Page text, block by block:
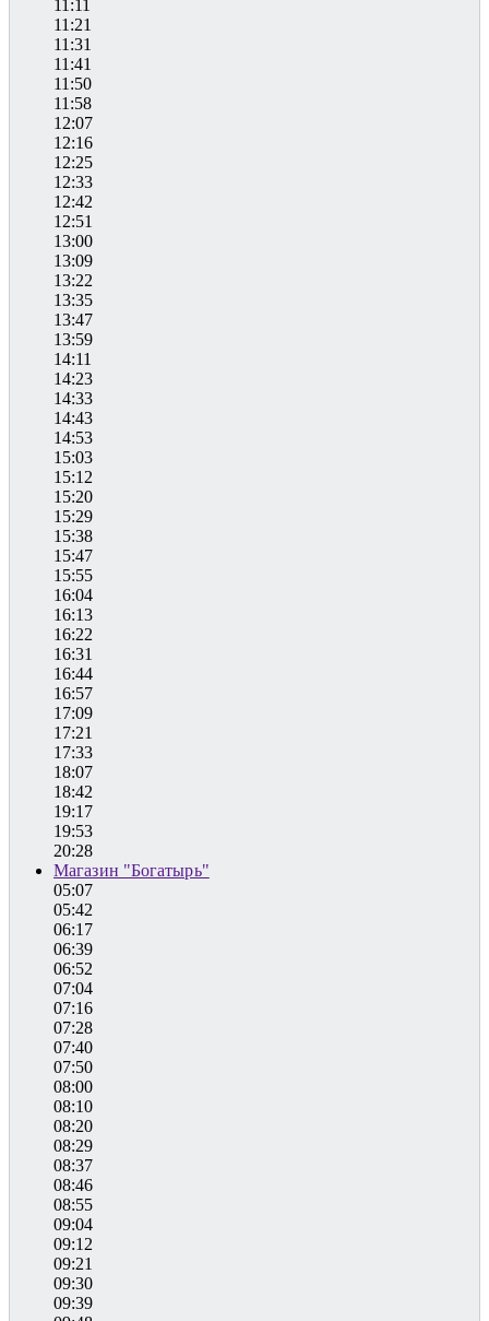
11:11
11:21
11:31
11:41
11:50
11:58
12:07
12:16
12:25
12:33
12:42
12:51
13:00
13:09
13:22
13:35
13:47
13:59
14:11
14:23
14:33
14:43
14:53
15:03
15:12
15:20
15:29
15:38
15:47
15:55
16:04
16:13
16:22
16:31
16:44
16:57
17:09
17:21
17:33
18:07
18:42
19:17
19:53
20:28
Магазин "Богатырь"
05:07
05:42
06:17
06:39
06:52
07:04
07:16
07:28
07:40
07:50
08:00
08:10
08:20
08:29
08:37
08:46
08:55
09:04
09:12
09:21
09:30
09:39